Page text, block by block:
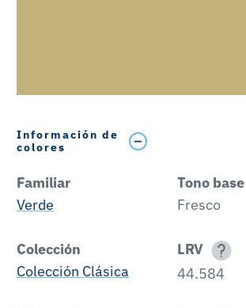
Información de
colores
Familiar
Verde
Tono base
Fresco
Colección
Colección Clásica
LRV
44.584